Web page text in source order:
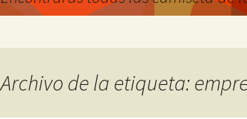
Archivo de la etiqueta: